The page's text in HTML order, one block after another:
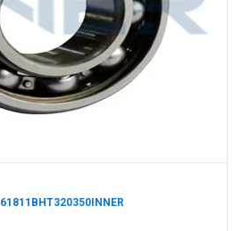
61811BHT320350INNER